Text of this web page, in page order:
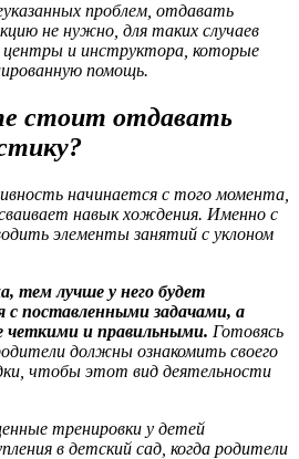
проблем, отдавать
не нужно, для таких случаев
и инструктора, которые
помощь.
стоит отдавать
начинается с того момента,
навык хождения. Именно с
элементы занятий с уклоном
тем лучше у него будет
с поставленными задачами, а
четкими и правильными. Готовясь
должны ознакомить своего
чтобы этот вид деятельности
тренировки у детей
в детский сад, когда родители